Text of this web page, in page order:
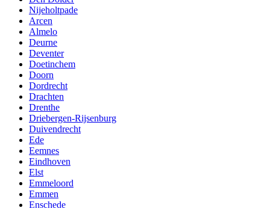
Nijeholtpade
Arcen
Almelo
Deurne
Deventer
Doetinchem
Doorn
Dordrecht
Drachten
Drenthe
Driebergen-Rijsenburg
Duivendrecht
Ede
Eemnes
Eindhoven
Elst
Emmeloord
Emmen
Enschede